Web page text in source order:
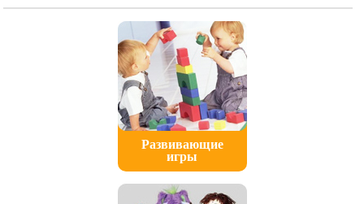
Развивающие
игры